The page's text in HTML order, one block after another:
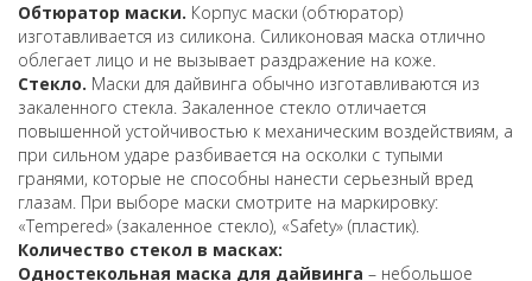
Обтюратор маски. Корпус маски (обтюратор)
изготавливается из силикона. Силиконовая маска отлично
облегает лицо и не вызывает раздражение на коже.
Стекло. Маски для дайвинга обычно изготавливаются из
закаленного стекла. Закаленное стекло отличается
повышенной устойчивостью к механическим воздействиям, а
при сильном ударе разбивается на осколки с тупыми
гранями, которые не способны нанести серьезный вред
глазам. При выборе маски смотрите на маркировку:
«Tempered» (закаленное стекло), «Safety» (пластик).
Количество стекол в масках:
Одностекольная маска для дайвинга – небольшое